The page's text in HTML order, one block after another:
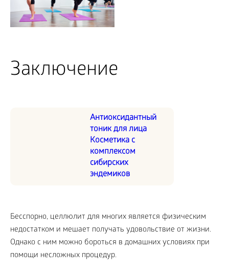
Заключение
Антиоксидантный
тоник для лица
Косметика с
комплексом
сибирских
эндемиков
Бесспорно, целлюлит для многих является физическим
недостатком и мешает получать удовольствие от жизни.
Однако с ним можно бороться в домашних условиях при
помощи несложных процедур.